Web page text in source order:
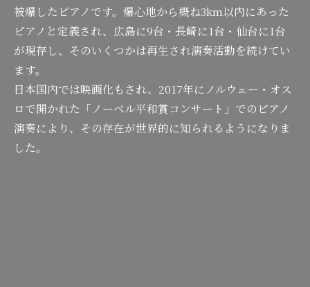
被爆したピアノです。爆心地から概ね3km以内にあった
ピアノと定義され、広島に9台・長崎に1台・仙台に1台
が現存し、そのいくつかは再生され演奏活動を続けてい
ます。
日本国内では映画化もされ、2017年にノルウェー・オス
ロで開かれた「ノーベル平和賞コンサート」でのピアノ
演奏により、その存在が世界的に知られるようになりま
した。